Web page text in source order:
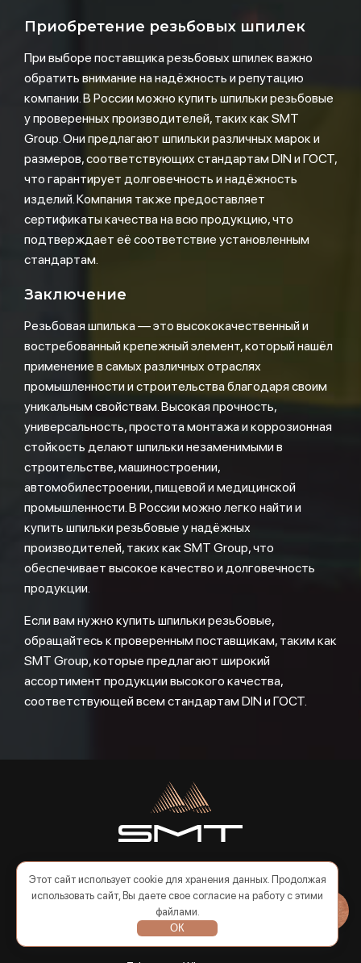
Приобретение резьбовых шпилек
При выборе поставщика резьбовых шпилек важно
обратить внимание на надёжность и репутацию
компании. В России можно купить шпильки резьбовые
у проверенных производителей, таких как SMT
Group. Они предлагают шпильки различных марок и
размеров, соответствующих стандартам DIN и ГОСТ,
что гарантирует долговечность и надёжность
изделий. Компания также предоставляет
сертификаты качества на всю продукцию, что
подтверждает её соответствие установленным
стандартам.
Заключение
Резьбовая шпилька — это высококачественный и
востребованный крепежный элемент, который нашёл
применение в самых различных отраслях
промышленности и строительства благодаря своим
уникальным свойствам. Высокая прочность,
универсальность, простота монтажа и коррозионная
стойкость делают шпильки незаменимыми в
строительстве, машиностроении,
автомобилестроении, пищевой и медицинской
промышленности. В России можно легко найти и
купить шпильки резьбовые у надёжных
производителей, таких как SMT Group, что
обеспечивает высокое качество и долговечность
продукции.
Если вам нужно купить шпильки резьбовые,
обращайтесь к проверенным поставщикам, таким как
SMT Group, которые предлагают широкий
ассортимент продукции высокого качества,
соответствующей всем стандартам DIN и ГОСТ.
металла. Мы успешно решаем самые сложные
задачи, связанные с поставками и обработкой
металла, а также предлагаем широкий спектр услуг
по доступным ценам.
Этот сайт использует cookie для хранения данных. Продолжая
использовать сайт, Вы даете свое согласие на работу с этими
файлами.
ОК